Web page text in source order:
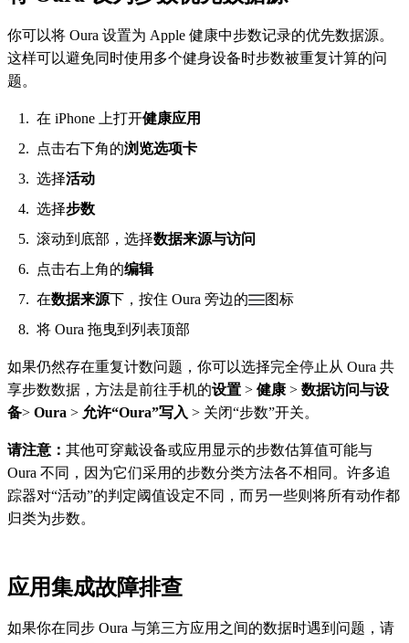
你可以将 Oura 设置为 Apple 健康中步数记录的优先数据源。
这样可以避免同时使用多个健身设备时步数被重复计算的问
题。
在 iPhone 上打开健康应用
点击右下角的浏览选项卡
选择活动
选择步数
滚动到底部，选择数据来源与访问
点击右上角的编辑
在数据来源下，按住 Oura 旁边的
图标
将 Oura 拖曳到列表顶部
如果仍然存在重复计数问题，你可以选择完全停止从 Oura 共
享步数数据，方法是前往手机的设置 > 健康 > 数据访问与设
备> Oura > 允许“Oura”写入 > 关闭“步数”开关。
请注意： 其他可穿戴设备或应用显示的步数估算值可能与
Oura 不同，因为它们采用的步数分类方法各不相同。许多追
踪器对“活动”的判定阈值设定不同，而另一些则将所有动作都
归类为步数。
应用集成故障排查
如果你在同步 Oura 与第三方应用之间的数据时遇到问题，请